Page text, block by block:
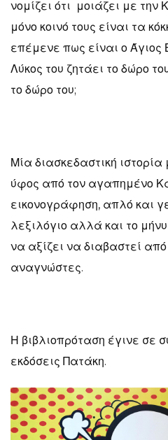
νομίζει ότι μοιάζει με την
μόνο κοινό τους είναι τα
επέμενε πως είναι ο Άγιος
Λύκος του ζητάει το δώρο
το δώρο του;
Μία διασκεδαστική ιστορία
ύφος από τον αγαπημένο
εικονογράφηση, απλό και
λεξιλόγιο αλλά και το
να αξίζει να διαβαστεί από
αναγνώστες.
Η βιβλιοπρόταση έγινε σε
εκδόσεις Πατάκη.